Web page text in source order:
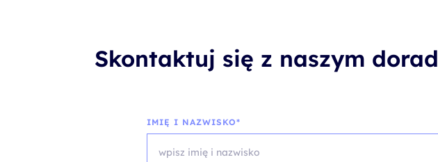
Skontaktuj się z naszym
IMIĘ I NAZWISKO*